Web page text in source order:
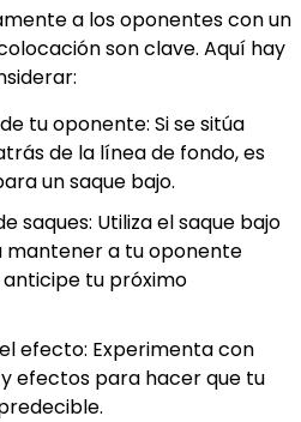
a los oponentes con un
son clave. Aquí hay
tu oponente: Si se sitúa
de la línea de fondo, es
un saque bajo.
saques: Utiliza el saque bajo
a tu oponente
tu próximo
efecto: Experimenta con
efectos para hacer que tu